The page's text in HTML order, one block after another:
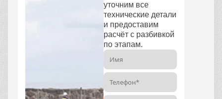
уточним все
технические детали
и предоставим
расчёт с разбивкой
по этапам.